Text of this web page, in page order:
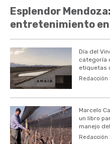
Esplendor
entretenimiento en
Día del
categoría
etiquetas
Redacción
Marcelo
un libro
manejo
Redacción